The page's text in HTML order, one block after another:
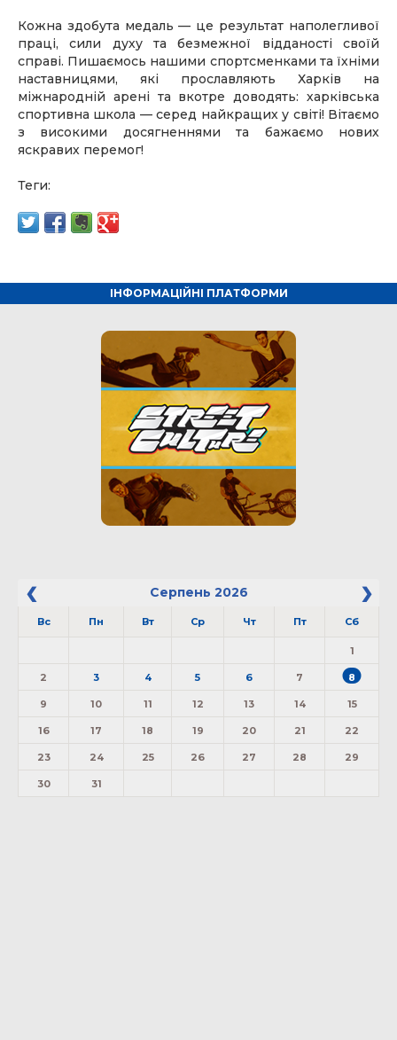
Кожна здобута медаль — це результат наполегливої
праці, сили духу та безмежної відданості своїй
справі. Пишаємось нашими спортсменками та їхніми
наставницями, які прославляють Харків на
міжнародній арені та вкотре доводять: харківська
спортивна школа — серед найкращих у світі! Вітаємо
з високими досягненнями та бажаємо нових
яскравих перемог!
Теги:
ІНФОРМАЦІЙНІ ПЛАТФОРМИ
Серпень 2026
Вс Пн Вт Ср Чт Пт Сб
1
2 3 4 5 6 7 8
9 10 11 12 13 14 15
16 17 18 19 20 21 22
23 24 25 26 27 28 29
30 31